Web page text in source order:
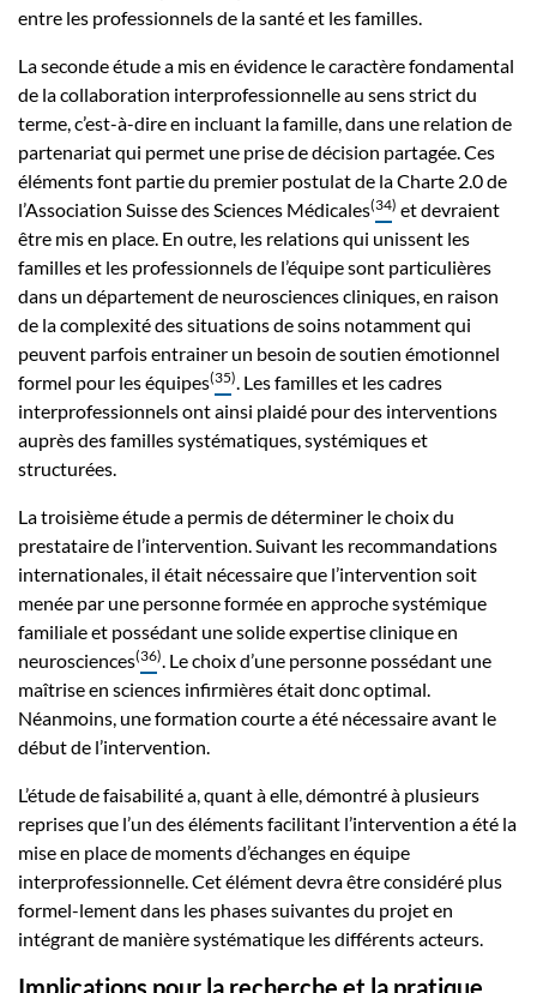
entre les professionnels de la santé et les familles.
La seconde étude a mis en évidence le caractère fondamental
de la collaboration interprofessionnelle au sens strict du
terme, c’est-à-dire en incluant la famille, dans une relation de
partenariat qui permet une prise de décision partagée. Ces
éléments font partie du premier postulat de la Charte 2.0 de
l’Association Suisse des Sciences Médicales(34) et devraient
être mis en place. En outre, les relations qui unissent les
familles et les professionnels de l’équipe sont particulières
dans un département de neurosciences cliniques, en raison
de la complexité des situations de soins notamment qui
peuvent parfois entrainer un besoin de soutien émotionnel
formel pour les équipes(35). Les familles et les cadres
interprofessionnels ont ainsi plaidé pour des interventions
auprès des familles systématiques, systémiques et
structurées.
La troisième étude a permis de déterminer le choix du
prestataire de l’intervention. Suivant les recommandations
internationales, il était nécessaire que l’intervention soit
menée par une personne formée en approche systémique
familiale et possédant une solide expertise clinique en
neurosciences(36). Le choix d’une personne possédant une
maîtrise en sciences infirmières était donc optimal.
Néanmoins, une formation courte a été nécessaire avant le
début de l’intervention.
L’étude de faisabilité a, quant à elle, démontré à plusieurs
reprises que l’un des éléments facilitant l’intervention a été la
mise en place de moments d’échanges en équipe
interprofessionnelle. Cet élément devra être considéré plus
formel-lement dans les phases suivantes du projet en
intégrant de manière systématique les différents acteurs.